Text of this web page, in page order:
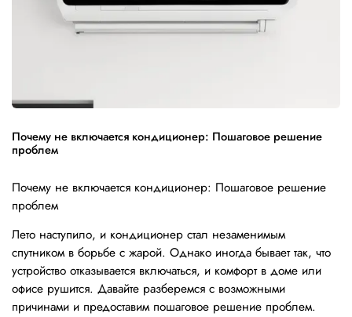
Почему не включается кондиционер: Пошаговое решение
проблем
Почему не включается кондиционер: Пошаговое решение
проблем
Лето наступило, и кондиционер стал незаменимым
спутником в борьбе с жарой. Однако иногда бывает так, что
устройство отказывается включаться, и комфорт в доме или
офисе рушится. Давайте разберемся с возможными
причинами и предоставим пошаговое решение проблем.